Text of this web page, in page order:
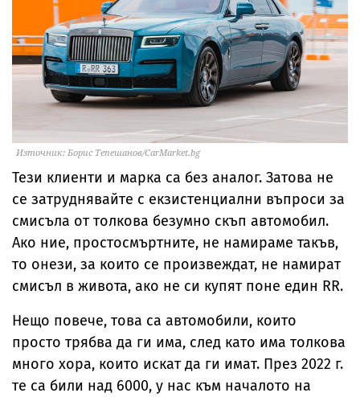
Източник: Борис Тепешанов/CarMarket.bg
Тези клиенти и марка са без аналог. Затова не
се затруднявайте с екзистенциални въпроси за
смисъла от толкова безумно скъп автомобил.
Ако ние, простосмъртните, не намираме такъв,
то онези, за които се произвеждат, не намират
смисъл в живота, ако не си купят поне един RR.
Нещо повече, това са автомобили, които
просто трябва да ги има, след като има толкова
много хора, които искат да ги имат. През 2022 г.
те са били над 6000, у нас към началото на